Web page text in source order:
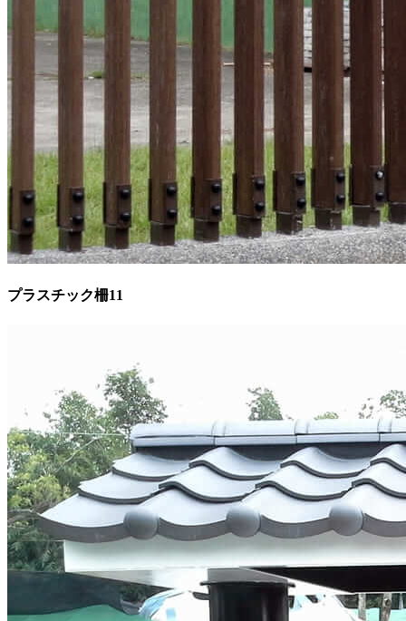
プラスチック柵11